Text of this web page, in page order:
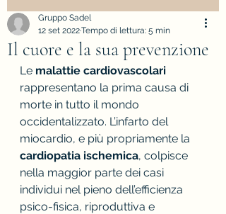
Il cuore e la sua prevenzione
Gruppo Sadel
12 set 2022Tempo di lettura: 5 min
Le malattie cardiovascolari
rappresentano la prima causa di
morte in tutto il mondo
occidentalizzato. L’infarto del
miocardio, e più propriamente la
cardiopatia ischemica, colpisce
nella maggior parte dei casi
individui nel pieno dell’efficienza
psico-fisica, riproduttiva e